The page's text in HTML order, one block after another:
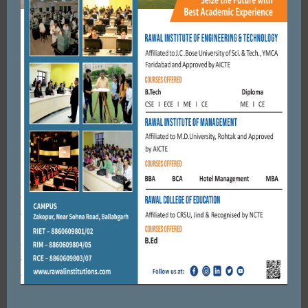
AUGUST 29, 2022 BY ADMIN
FARIDABAD
उपराष्ट्रपति जगदीप धनखड़ को अल्फा अभिराशी ग्रुप के डायरेक्टर आशीष
जैन व अभिषेक जैन ने दी दीपावली की शुभकामनाएं।
OCTOBER 28, 2022 BYADMIN
FARIDABAD
विकास कार्यों में अगर कोई अधिकारी या ठेकेदार बाधा पहुंचाने की कोशिश
करेगा तो उसके खिलाफ की जाएगी कार्रवाई । कृष्णपाल गुर्जर
JANUARY 18, 2021 BYADMIN
FARIDABAD
शिक्षा के साथ साथ खेलों में भी परिश्रम करे युवा । जगबीर सिंह तेवतिया
SEPTEMBER 23, 2019